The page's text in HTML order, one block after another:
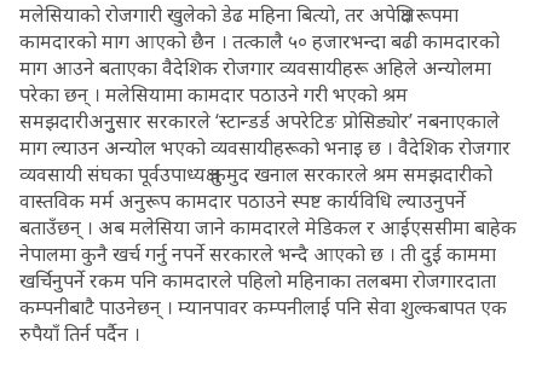
मलेसियाको रोजगारी खुलेको डेढ महिना बित्यो, तर अपेक्षित रूपमा
कामदारको माग आएको छैन । तत्कालै ५० हजारभन्दा बढी कामदारको
माग आउने बताएका वैदेशिक रोजगार व्यवसायीहरू अहिले अन्योलमा
परेका छन् । मलेसियामा कामदार पठाउने गरी भएको श्रम
समझदारीअनुुसार सरकारले ‘स्टान्डर्ड अपरेटिङ प्रोसिड्योर’ नबनाएकाले
माग ल्याउन अन्योल भएको व्यवसायीहरूको भनाइ छ । वैदेशिक रोजगार
व्यवसायी संघका पूर्वउपाध्यक्ष कुमुद खनाल सरकारले श्रम समझदारीको
वास्तविक मर्म अनुरूप कामदार पठाउने स्पष्ट कार्यविधि ल्याउनुपर्ने
बताउँछन् । अब मलेसिया जाने कामदारले मेडिकल र आईएससीमा बाहेक
नेपालमा कुनै खर्च गर्नु नपर्ने सरकारले भन्दै आएको छ । ती दुई काममा
खर्चिनुपर्ने रकम पनि कामदारले पहिलो महिनाका तलबमा रोजगारदाता
कम्पनीबाटै पाउनेछन् । म्यानपावर कम्पनीलाई पनि सेवा शुल्कबापत एक
रुपैयाँ तिर्न पर्दैन ।